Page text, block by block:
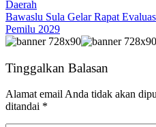
Daerah
Bawaslu Sula Gelar Rapat
Pemilu 2029
Tinggalkan Balasan
Alamat email Anda tidak akan
ditandai *